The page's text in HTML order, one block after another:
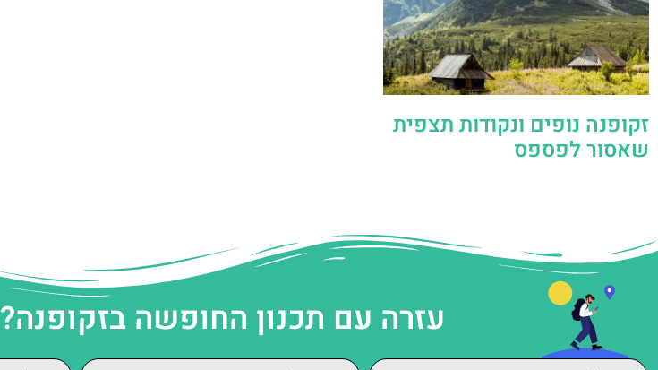
זקופנה נופים ונקודות תצפית
שאסור לפספס
עזרה עם תכנון החופשה בזקופנה?